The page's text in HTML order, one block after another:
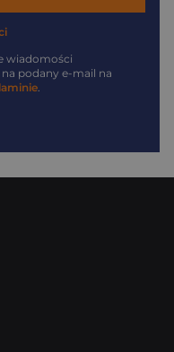
wiadomości
podany e-mail na
.